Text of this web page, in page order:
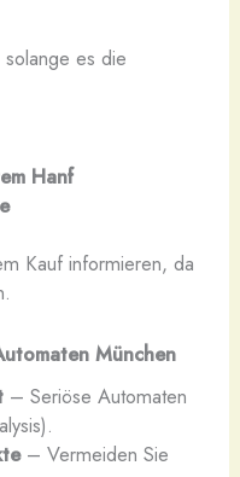
es die
Hanf
Kauf informieren, da
München
– Seriöse Automaten
– Vermeiden Sie